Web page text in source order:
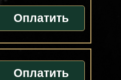
Оплатить
Оплатить